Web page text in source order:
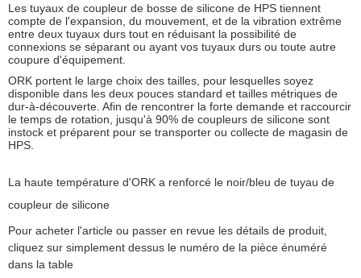
Les tuyaux de coupleur de bosse de silicone de HPS tiennent
compte de l'expansion, du mouvement, et de la vibration extrême
entre deux tuyaux durs tout en réduisant la possibilité de
connexions se séparant ou ayant vos tuyaux durs ou toute autre
coupure d'équipement.
ORK portent le large choix des tailles, pour lesquelles soyez
disponible dans les deux pouces standard et tailles métriques de
dur-à-découverte. Afin de rencontrer la forte demande et raccourcir
le temps de rotation, jusqu'à 90% de coupleurs de silicone sont
instock et préparent pour se transporter ou collecte de magasin de
HPS.
La haute température d'ORK a renforcé le noir/bleu de tuyau de
coupleur de silicone
Pour acheter l'article ou passer en revue les détails de produit,
cliquez sur simplement dessus le numéro de la pièce énuméré
dans la table